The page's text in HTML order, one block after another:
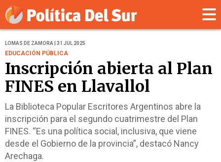
LOMAS DE ZAMORA | 31 JUL 2025
EDUCACIÓN PÚBLICA
Inscripción abierta al Plan
FINES en Llavallol
La Biblioteca Popular Escritores Argentinos abre la
inscripción para el segundo cuatrimestre del Plan
FINES. “Es una política social, inclusiva, que viene
desde el Gobierno de la provincia”, destacó Nancy
Arechaga.